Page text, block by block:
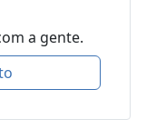
a gente.